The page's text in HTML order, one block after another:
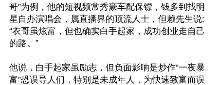
哥”为例，他的短视频常秀豪车配保镖，钱多到找明
星自办演唱会，属直播界的顶流人士，但赖先生说:
“衣哥虽炫富，但也确实白手起家，成功创业走自己
的路。”
他说，白手起家虽励志，但负面影响是炒作“一夜暴
富”恐误导人们，特别是未成年人，为快速致富而误